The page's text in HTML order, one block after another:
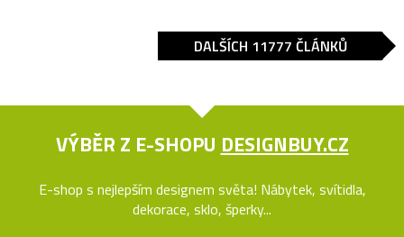
DALŠÍCH 11777 ČLÁNKŮ
VÝBĚR Z E-SHOPU DESIGNBUY.CZ
E-shop s nejlepším designem světa! Nábytek, svítidla,
dekorace, sklo, šperky...